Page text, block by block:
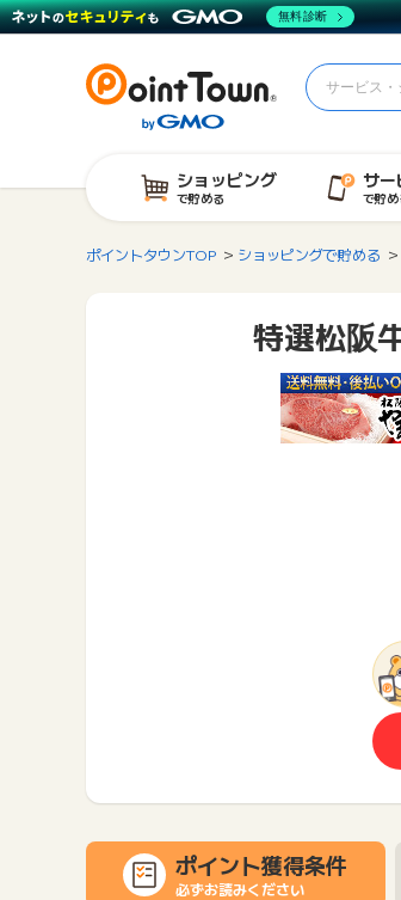
ショッピング
で貯める
サー
で貯
ポイントタウンTOP ショッピングで貯める
特選松阪
ポイント獲得条件
必ずお読みください
無料診断